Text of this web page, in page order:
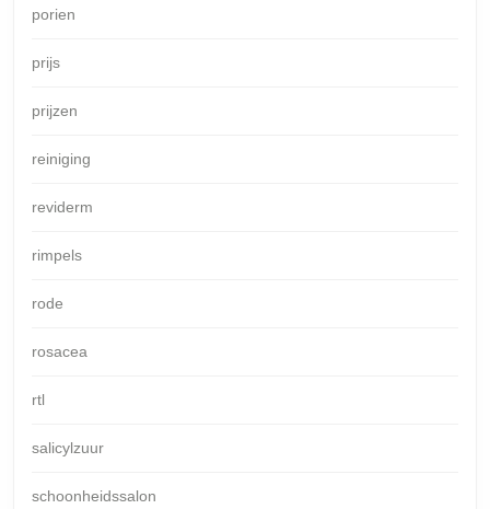
porien
prijs
prijzen
reiniging
reviderm
rimpels
rode
rosacea
rtl
salicylzuur
schoonheidssalon